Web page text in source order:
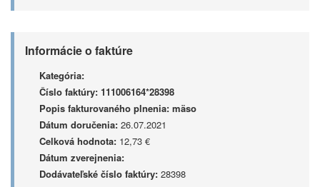
Informácie o faktúre
Kategória:
Číslo faktúry: 111006164*28398
Popis fakturovaného plnenia: mäso
Dátum doručenia: 26.07.2021
Celková hodnota: 12,73 €
Dátum zverejnenia:
Dodávateľské číslo faktúry: 28398